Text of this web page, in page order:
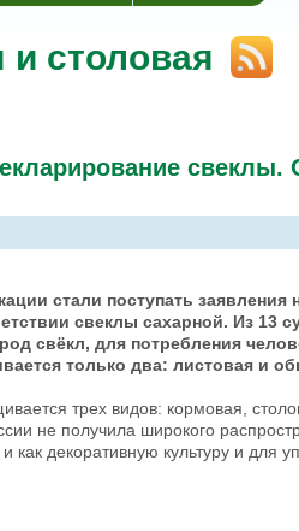
столовая
свеклы.
стали поступать заявления
свеклы сахарной. Из 13
свёкл, для потребления
только два: листовая и
трех видов: кормовая,
не получила широкого
декоративную культуру и для